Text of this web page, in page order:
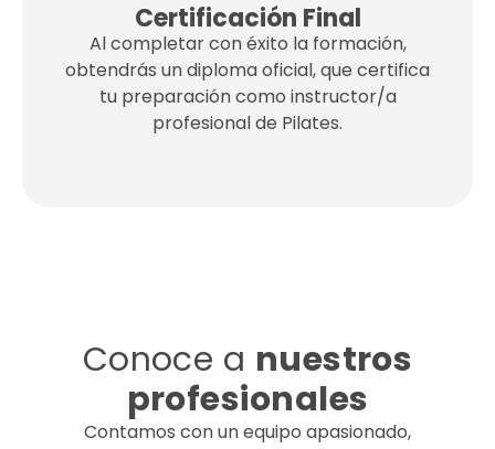
Certificación Final
Al completar con éxito la formación,
obtendrás un diploma oficial, que certifica
tu preparación como instructor/a
profesional de Pilates.
Conoce a nuestros
profesionales
Contamos con un equipo apasionado,